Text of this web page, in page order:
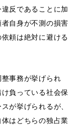
反であることに加
自身が不測の損害
頼は絶対に避ける
事務が挙げられ
負っている社会保
が挙げられるが、
はどちらの独占業